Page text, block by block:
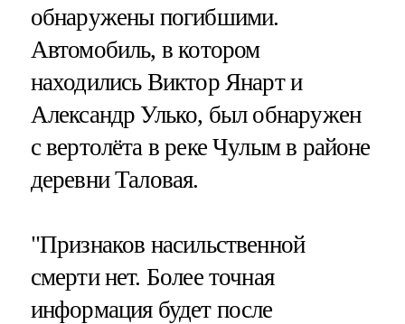
обнаружены погибшими.
Автомобиль, в котором
находились Виктор Янарт и
Александр Улько, был обнаружен
с вертолёта в реке Чулым в районе
деревни Таловая.
"Признаков насильственной
смерти нет. Более точная
информация будет после